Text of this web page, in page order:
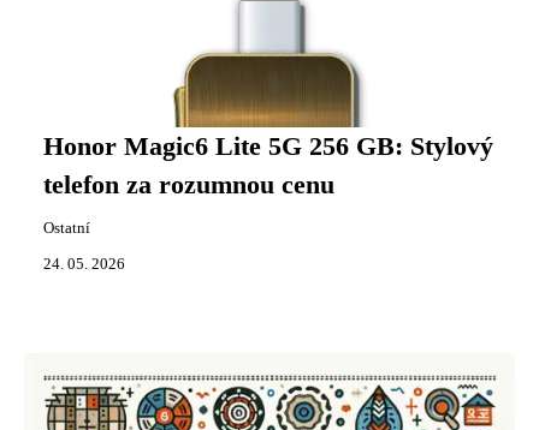
Honor Magic6 Lite 5G 256 GB: Stylový
telefon za rozumnou cenu
Ostatní
24. 05. 2026